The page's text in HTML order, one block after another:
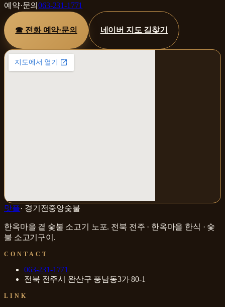
예약·문의063-231-1771
☎ 전화 예약·문의 네이버 지도 길찾기
맛플· 경기전중앙숯불
한옥마을 곁 숯불 소고기 노포. 전북 전주 · 한옥마을 한식 · 숯
불 소고기구이 .
CONTACT
063-231-1771
전북 전주시 완산구 풍남동3가 80-1
LINK